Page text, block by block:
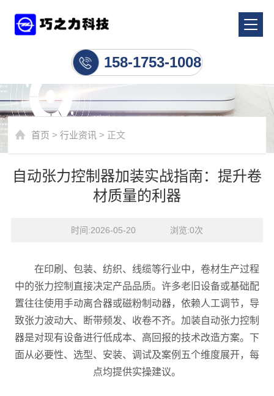
158-1753-1008
首页 >行业资讯 > 正文
自动张力控制器加装实战指南：提升卷
材质量的利器
时间:2026-05-20    浏览:0次
在印刷、包装、纺织、线缆等行业中，卷材生产过程
中的张力控制直接决定产品品质。许多老旧设备或基础配
置往往使用手动离合器或磁粉制动器，依赖人工调节，导
致张力波动大、断带频发、收卷不齐。加装自动张力控制
器是对现有设备进行低成本、高回报的技术改造方案。下
面从必要性、选型、安装、调试及案例五个维度展开，每
点均提供实操建议。